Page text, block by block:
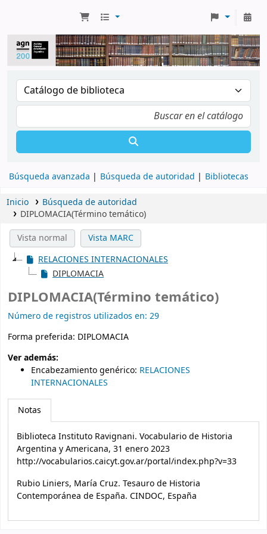
Búsqueda avanzada Búsqueda de autoridad Bibliotecas
Inicio
Búsqueda de autoridad
DIPLOMACIA(Término temático)
Vista normal
Vista MARC
RELACIONES INTERNACIONALES
DIPLOMACIA
DIPLOMACIA(Término temático)
Número de registros utilizados en: 29
Forma preferida: DIPLOMACIA
Ver además:
Encabezamiento genérico: RELACIONES
INTERNACIONALES
Notas
Biblioteca Instituto Ravignani. Vocabulario de Historia
Argentina y Americana, 31 enero 2023
http://vocabularios.caicyt.gov.ar/portal/index.php?v=33
Rubio Liniers, María Cruz. Tesauro de Historia
Contemporánea de España. CINDOC, España